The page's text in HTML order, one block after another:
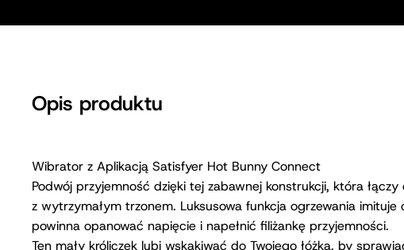
Opis produktu
Wibrator z Aplikacją Satisfyer Hot Bunny Connect
Podwój przyjemność dzięki tej zabawnej konstrukcji, która
z wytrzymałym trzonem. Luksusowa funkcja ogrzewania
powinna opanować napięcie i napełnić filiżankę przyjemności.
Ten mały króliczek lubi wskakiwać do Twojego łóżka, by